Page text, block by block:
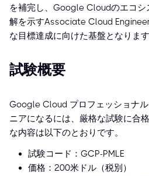
を補完し、Google Cloudのエコシ
解を示すAssociate Cloud
な目標達成に向けた基盤となります
試験概要
Google Cloud プロフェッショナ
ニアになるには、厳格な試験に合
な内容は以下のとおりです。
試験コード：GCP-PMLE
価格：200米ドル（税別）